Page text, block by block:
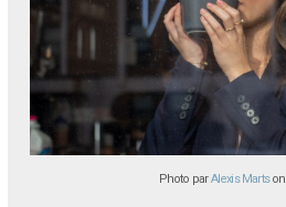
Photo parAlexis Martson